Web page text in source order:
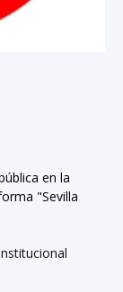
en la
"Sevilla